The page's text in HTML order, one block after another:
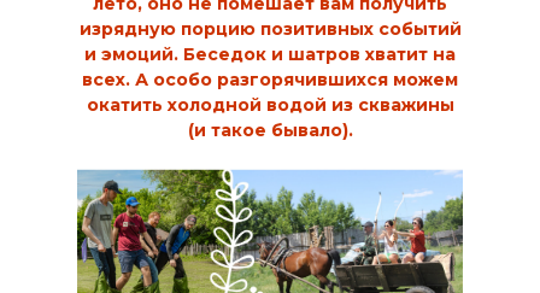
изрядную порцию позитивных событий
и эмоций. Беседок и шатров хватит на
всех. А особо разгорячившихся можем
окатить холодной водой из скважины
(и такое бывало).